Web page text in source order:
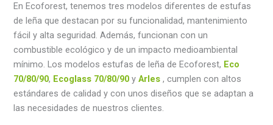
En Ecoforest, tenemos tres modelos diferentes de estufas
de leña que destacan por su funcionalidad, mantenimiento
fácil y alta seguridad. Además, funcionan con un
combustible ecológico y de un impacto medioambiental
mínimo. Los modelos estufas de leña de Ecoforest, Eco
70/80/90, Ecoglass 70/80/90 yArles , cumplen con altos
estándares de calidad y con unos diseños que se adaptan a
las necesidades de nuestros clientes.